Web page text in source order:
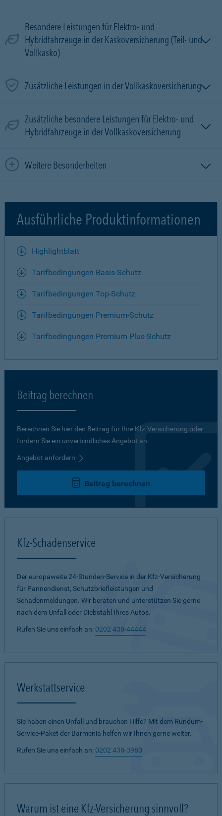
Besondere Leistungen für Elektro- und
Hybridfahrzeuge in der Kaskoversicherung (Teil- und
Vollkasko)
Zusätzliche Leistungen in der Vollkaskoversicherung
Zusätzliche besondere Leistungen für Elektro- und
Hybridfahrzeuge in der Vollkaskoversicherung
Weitere Besonderheiten
Ausführliche Produktinformationen
Highlightblatt
Tarifbedingungen Basis-Schutz
Tarifbedingungen Top-Schutz
Tarifbedingungen Premium-Schutz
Tarifbedingungen Premium Plus-Schutz
Beitrag berechnen
Berechnen Sie hier den Beitrag für Ihre Kfz-Versicherung oder
fordern Sie ein unverbindliches Angebot an.
Angebot anfordern
Beitrag berechnen
Kfz-Schadenservice
Der europaweite 24-Stunden-Service in der Kfz-Versicherung
für Pannendienst, Schutzbriefleistungen und
Schadenmeldungen. Wir beraten und unterstützen Sie gerne
nach dem Unfall oder Diebstahl Ihres Autos.
Rufen Sie uns einfach an: 0202 438-44444
Werkstattservice
Sie haben einen Unfall und brauchen Hilfe? Mit dem Rundum-
Service-Paket der Barmenia helfen wir Ihnen gerne weiter.
Rufen Sie uns einfach an: 0202 438-3980
Warum ist eine Kfz-Versicherung sinnvoll?